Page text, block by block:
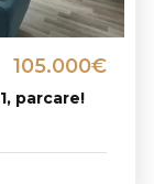
parcare!
105.000€